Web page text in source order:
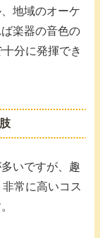
地域のオーケ
楽器の音色の
分に発揮でき
いですが、趣
常に高いコス